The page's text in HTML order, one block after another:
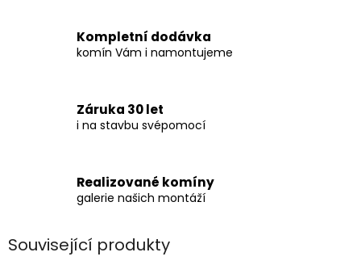
Kompletní dodávka
komín Vám i namontujeme
Záruka 30 let
i na stavbu svépomocí
Realizované komíny
galerie našich montáží
Související produkty